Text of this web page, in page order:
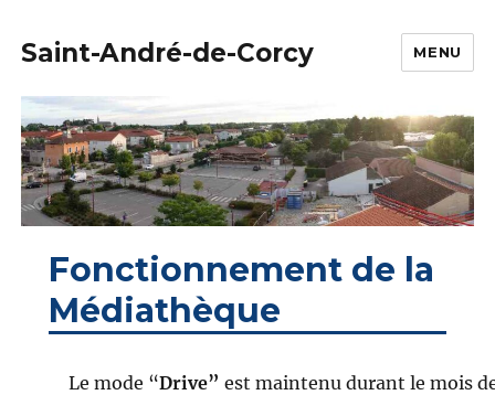
Saint-André-de-Corcy MENU
Fonctionnement de la
Médiathèque
Le mode “Drive” est maintenu durant le mois